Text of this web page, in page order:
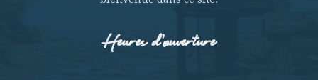
Heures d’ouverture